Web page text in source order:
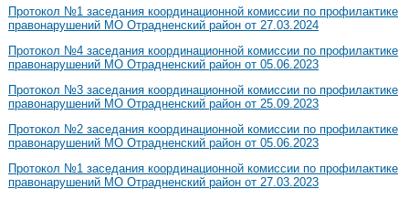
Протокол №1 заседания координационной комиссии по профилактике
правонарушений МО Отрадненский район от 27.03.2024
Протокол №4 заседания координационной комиссии по профилактике
правонарушений МО Отрадненский район от 05.06.2023
Протокол №3 заседания координационной комиссии по профилактике
правонарушений МО Отрадненский район от 25.09.2023
Протокол №2 заседания координационной комиссии по профилактике
правонарушений МО Отрадненский район от 05.06.2023
Протокол №1 заседания координационной комиссии по профилактике
правонарушений МО Отрадненский район от 27.03.2023